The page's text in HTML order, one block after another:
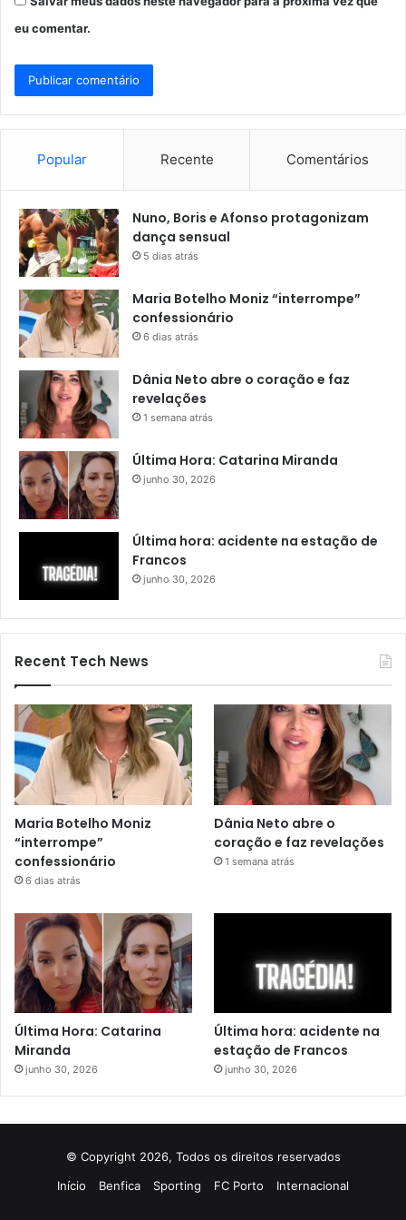
eu comentar.
Popular Recente Comentários
Nuno, Boris e Afonso protagonizam
dança sensual
5 dias atrás
Maria Botelho Moniz “interrompe”
confessionário
6 dias atrás
Dânia Neto abre o coração e faz
revelações
1 semana atrás
Última Hora: Catarina Miranda
junho 30, 2026
Última hora: acidente na estação de
Francos
junho 30, 2026
Recent Tech News
Maria Botelho Moniz
“interrompe”
confessionário
6 dias atrás
Dânia Neto abre o
coração e faz revelações
1 semana atrás
Última Hora: Catarina
Miranda
junho 30, 2026
Última hora: acidente na
estação de Francos
junho 30, 2026
© Copyright 2026, Todos os direitos reservados
Início
Benfica Sporting FC Porto Internacional